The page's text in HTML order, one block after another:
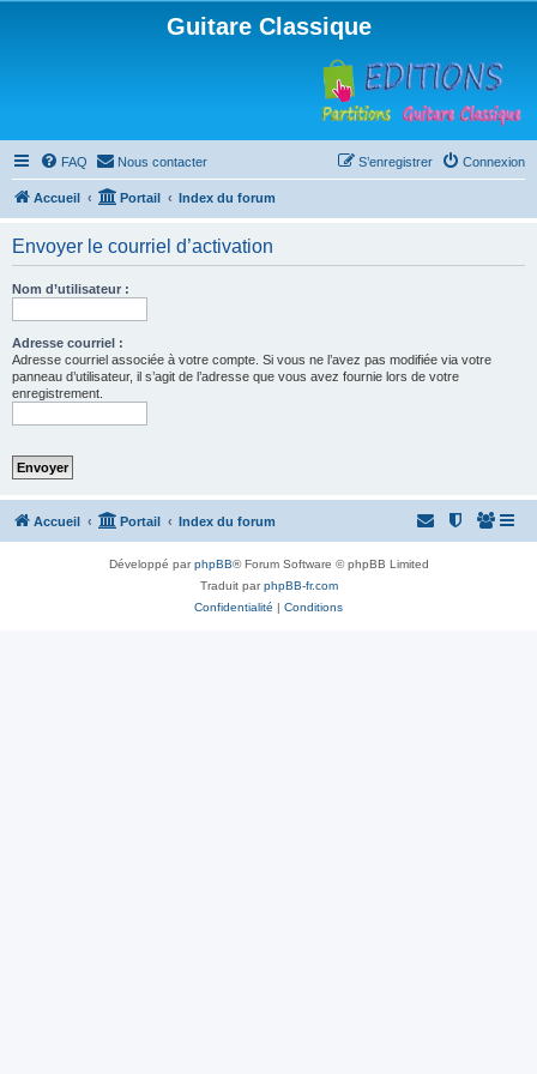
Guitare Classique
FAQ Nous contacter Connexion
S’enregistrer
Accueil Portail Index du forum
Envoyer le courriel d’activation
Nom d’utilisateur :
Adresse courriel :
Adresse courriel associée à votre compte. Si vous ne l’avez pas modifiée via votre
panneau d’utilisateur, il s’agit de l’adresse que vous avez fournie lors de votre
enregistrement.
Accueil Portail Index du forum
Développé parphpBB® Forum Software © phpBB Limited
Traduit parphpBB-fr.com
Confidentialité | Conditions